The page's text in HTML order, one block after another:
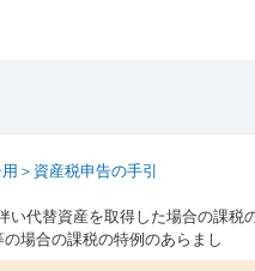
＞資産税申告の手引
い代替資産を取得した場合の課税
場合の課税の特例のあらまし